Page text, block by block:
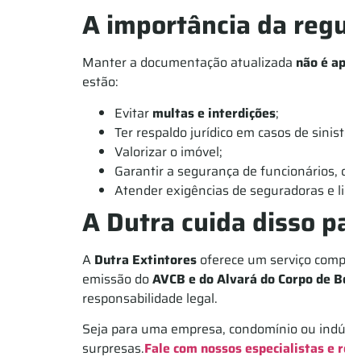
A importância da
Manter a documentação atualizada não é
estão:
Evitar multas e interdições;
Ter respaldo jurídico em casos de
Valorizar o imóvel;
Garantir a segurança de funcionários,
Atender exigências de seguradoras e
A Dutra cuida disso
A Dutra Extintores oferece um serviço
emissão doAVCB e do Alvará do Corpo de
responsabilidade legal.
Seja para uma empresa, condomínio ou
surpresas.Fale com nossos especialistas e